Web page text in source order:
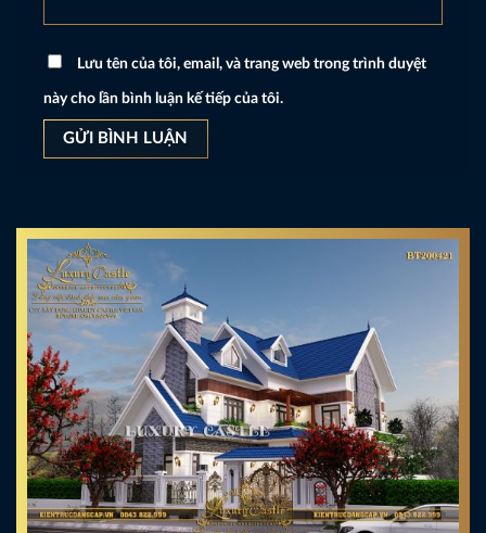
Lưu tên của tôi, email, và trang web trong trình duyệt
này cho lần bình luận kế tiếp của tôi.